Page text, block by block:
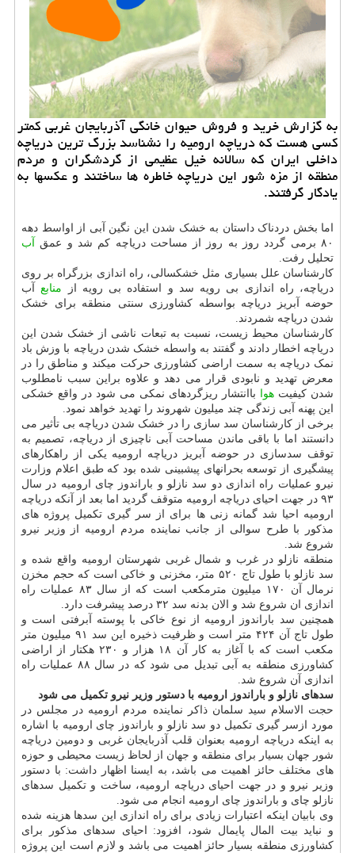
به گزارش خرید و فروش حیوان خانگی آذربایجان غربی كمتر
كسی هست كه دریاچه ارومیه را نشناسد بزرگ ترین دریاچه
داخلی ایران كه سالانه خیل عظیمی از گردشگران و مردم
منطقه از مزه شور این دریاچه خاطره ها ساختند و عكسها به
یادگار گرفتند.
اما بخش دردناک داستان به خشک شدن این نگین آبی از اواسط دهه
۸۰ برمی گردد روز به روز از مساحت دریاچه کم شد و عمق
آب
تحلیل رفت.
کارشناسان علل بسیاری مثل خشکسالی، راه اندازی بزرگراه بر روی
دریاچه، راه اندازی بی رویه سد و استفاده بی رویه از منابع آب
حوضه آبریز دریاچه بواسطه کشاورزی سنتی منطقه برای خشک
شدن دریاچه شمردند.
کارشناسان محیط زیست، نسبت به تبعات ناشی از خشک شدن این
دریاچه اخطار دادند و گفتند به واسطه خشک شدن دریاچه با وزش باد
نمک دریاچه به سمت اراضی کشاورزی حرکت میکند و مناطق را در
معرض تهدید و نابودی قرار می دهد و علاوه براین سبب نامطلوب
شدن کیفیت هوا باانتشار ریزگردهای نمکی می شود در واقع خشکی
این پهنه آبی زندگی چند میلیون شهروند را تهدید خواهد نمود.
برخی از کارشناسان سد سازی را در خشک شدن دریاچه بی تأثیر می
دانستند اما با باقی ماندن مساحت آبی ناچیزی از دریاچه، تصمیم به
توقف سدسازی در حوضه آبریز دریاچه ارومیه یکی از راهکارهای
پیشگیری از توسعه بحرانهای پیشبینی شده بود که طبق اعلام وزارت
نیرو عملیات راه اندازی دو سد نازلو و باراندوز چای ارومیه در سال
۹۳ در جهت احیای دریاچه ارومیه متوقف گردید اما بعد از آنکه دریاچه
ارومیه احیا شد گمانه زنی ها برای از سر گیری تکمیل پروژه های
مذکور با طرح سوالی از جانب نماینده مردم ارومیه از وزیر نیرو
شروع شد.
منطقه نازلو در غرب و شمال غربی شهرستان ارومیه واقع شده و
سد نازلو با طول تاج ۵۲۰ متر، مخزنی و خاکی است که حجم مخزن
نرمال آن ۱۷۰ میلیون مترمکعب است که از سال ۸۳ عملیات راه
اندازی ان شروع شد و الان بدنه سد ۳۲ درصد پیشرفت دارد.
همچنین سد باراندوز ارومیه از نوع خاکی با پوسته آبرفتی است و
طول تاج آن ۴۲۴ متر است و ظرفیت ذخیره این سد ۹۱ میلیون متر
مکعب است که با آغاز به کار آن ۱۸ هزار و ۲۳۰ هکتار از اراضی
کشاورزی منطقه به آبی تبدیل می شود که در سال ۸۸ عملیات راه
اندازی آن شروع شد.
سدهای نازلو و باراندوز ارومیه با دستور وزیر نیرو تکمیل می شود
حجت الاسلام سید سلمان ذاکر نماینده مردم ارومیه در مجلس در
مورد ازسر گیری تکمیل دو سد نازلو و باراندوز چای ارومیه با اشاره
به اینکه دریاچه ارومیه بعنوان قلب آذربایجان غربی و دومین دریاچه
شور جهان بسیار برای منطقه و جهان از لحاظ زیست محیطی و حوزه
های مختلف حائز اهمیت می باشد، به ایسنا اظهار داشت: با دستور
وزیر نیرو و در جهت احیای دریاچه ارومیه، ساخت و تکمیل سدهای
نازلو چای و باراندوز چای ارومیه انجام می شود.
وی بابیان اینکه اعتبارات زیادی برای راه اندازی این سدها هزینه شده
و نباید بیت المال پایمال شود، افزود: احیای سدهای مذکور برای
کشاورزی منطقه بسیار حائز اهمیت می باشد و لازم است این پروژه